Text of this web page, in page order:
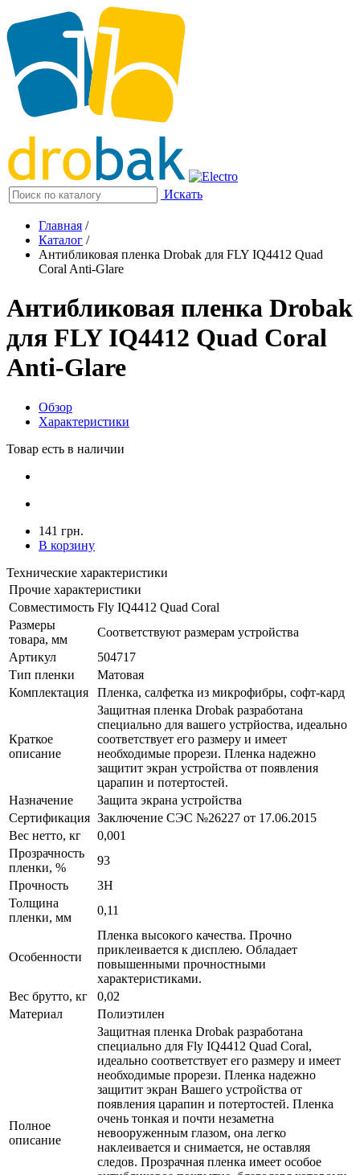
Искать
Главная /
Каталог /
Антибликовая пленка Drobak для FLY IQ4412 Quad
Coral Anti-Glare
Антибликовая пленка Drobak
для FLY IQ4412 Quad Coral
Anti-Glare
Обзор
Характеристики
Товар есть в наличии
141 грн.
В корзину
Технические характеристики
Прочие характеристики
Совместимость Fly IQ4412 Quad Coral
Размеры
товара, мм
Соответствуют размерам устройства
Артикул
504717
Тип пленки
Матовая
Комплектация
Пленка, салфетка из микрофибры, софт-кард
Краткое
описание
Защитная пленка Drobak разработана
специально для вашего устрйоства, идеально
соответствует его размеру и имеет
необходимые прорези. Пленка надежно
защитит экран устройства от появления
царапин и потертостей.
Назначение
Защита экрана устройства
Сертификация Заключение СЭС №26227 от 17.06.2015
Вес нетто, кг
0,001
Прозрачность
пленки, %
93
Прочность
3H
Толщина
пленки, мм
0,11
Особенности
Пленка высокого качества. Прочно
приклеивается к дисплею. Обладает
повышенными прочностными
характеристиками.
Вес брутто, кг
0,02
Материал
Полиэтилен
Полное
описание
Защитная пленка Drobak разработана
специально для Fly IQ4412 Quad Coral,
идеально соответствует его размеру и имеет
необходимые прорези. Пленка надежно
защитит экран Вашего устройства от
появления царапин и потертостей. Пленка
очень тонкая и почти незаметна
невооруженным глазом, она легко
наклеивается и снимается, не оставляя
следов. Прозрачная пленка имеет особое